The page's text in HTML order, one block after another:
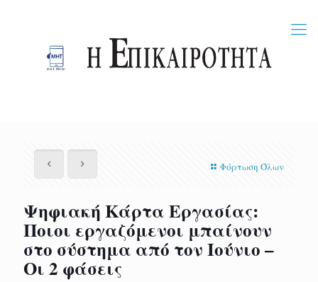
Φόρτωση Όλων
Ψηφιακή Κάρτα Εργασίας:
Ποιοι εργαζόμενοι μπαίνουν
στο σύστημα από τον Ιούνιο –
Οι 2 φάσεις